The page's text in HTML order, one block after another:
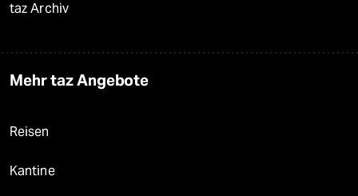
taz Archiv
Mehr taz Angebote
Reisen
Kantine